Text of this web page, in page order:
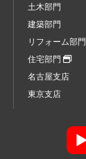
土木部門
建築部門
リフォーム部門
住宅部門
名古屋支店
東京支店